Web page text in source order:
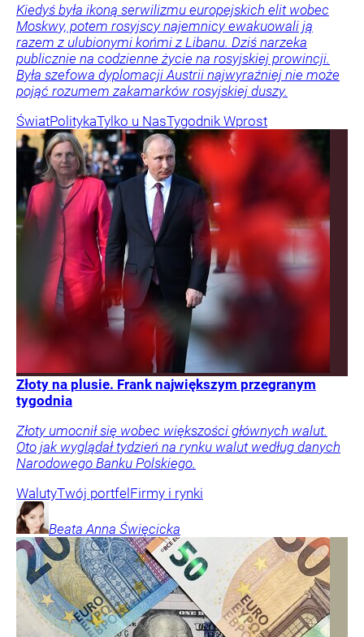
Kiedyś była ikoną serwilizmu europejskich elit wobec
Moskwy, potem rosyjscy najemnicy ewakuowali ją
razem z ulubionymi końmi z Libanu. Dziś narzeka
publicznie na codzienne życie na rosyjskiej prowincji.
Była szefowa dyplomacji Austrii najwyraźniej nie może
pojąć rozumem zakamarków rosyjskiej duszy.
ŚwiatPolitykaTylko u NasTygodnik Wprost
Złoty na plusie. Frank największym przegranym
tygodnia
Złoty umocnił się wobec większości głównych walut.
Oto jak wyglądał tydzień na rynku walut według danych
Narodowego Banku Polskiego.
WalutyTwój portfelFirmy i rynki
Beata Anna Święcicka